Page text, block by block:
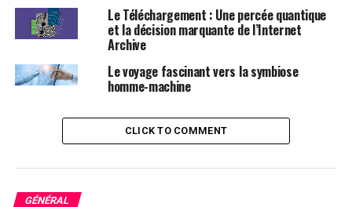
et s’auto-assembler en orbite.
Construire de grands habitats spatiaux est complexe et
dangereux. Cependant, l’habitat spatial TESSERAE de
l’Aurelia Institute, qui ressemble à un ballon de football
considérablement ce processus.
Une vidéo révélant le fonctionnement de notre
cerveau lors de la pensée
Le Téléchargement : Une percée quantique
et la décision marquante de l’Internet
Archive
Le voyage fascinant vers la symbiose
homme-machine
CLICK TO COMMENT
GÉNÉRAL